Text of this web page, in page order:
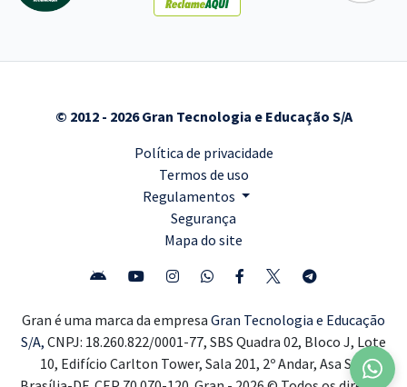
© 2012 - 2026 Gran Tecnologia e Educação S/A
Política de privacidade
Termos de uso
Regulamentos
Segurança
Mapa do site
Gran é uma marca da empresa Gran Tecnologia e Educação
S/A, CNPJ: 18.260.822/0001-77, SBS Quadra 02, Bloco J, Lote
10, Edifício Carlton Tower, Sala 201, 2º Andar, Asa Sul,